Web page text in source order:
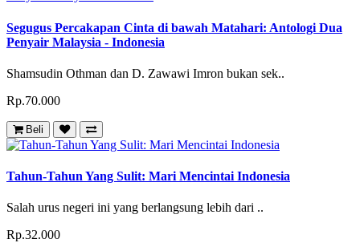
Segugus Percakapan Cinta di bawah Matahari: Antologi Dua
Penyair Malaysia - Indonesia
Shamsudin Othman dan D. Zawawi Imron bukan sek..
Rp.70.000
Beli
Tahun-Tahun Yang Sulit: Mari Mencintai Indonesia
Salah urus negeri ini yang berlangsung lebih dari ..
Rp.32.000